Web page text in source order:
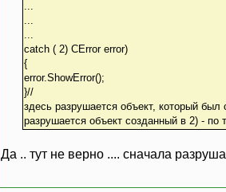
catch ( 2) CError error)
{
error.ShowError();
}//
здесь разрушается объект, который
разрушается объект созданный в 2) - по
Да .. тут не верно .... сначала